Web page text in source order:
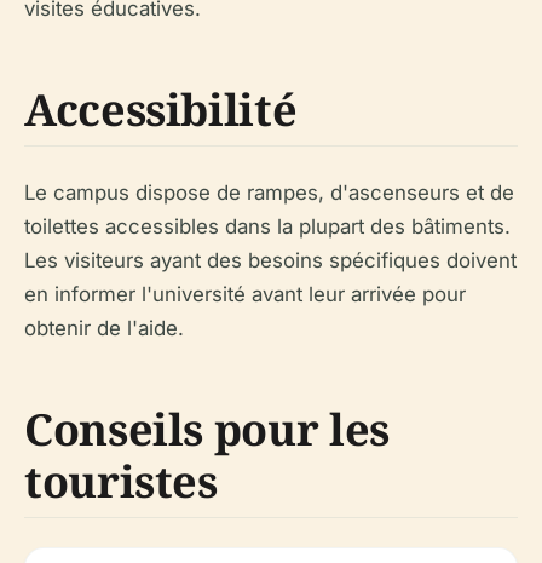
visites éducatives.
Accessibilité
Le campus dispose de rampes, d'ascenseurs et de
toilettes accessibles dans la plupart des bâtiments.
Les visiteurs ayant des besoins spécifiques doivent
en informer l'université avant leur arrivée pour
obtenir de l'aide.
Conseils pour les
touristes